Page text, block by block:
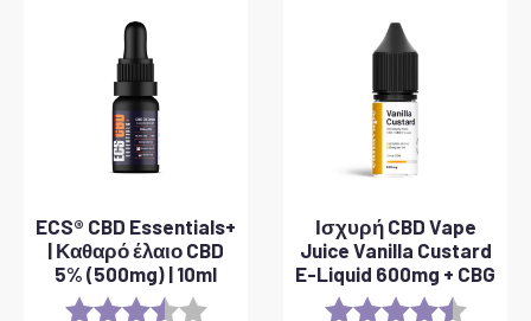
£40.00
ECS® CBD Essentials+
| Καθαρό έλαιο CBD
5% (500mg) | 10ml
Rating: 3.8 out of 5 stars
Ισχυρή CBD Vape
Juice Vanilla Custard
E-Liquid 600mg + CBG
Rating: 4.6 out